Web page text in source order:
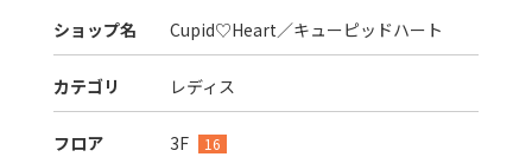
ショップ名 Cupid♡Heart／キューピッドハート
カテゴリ レディス
フロア 3F 16